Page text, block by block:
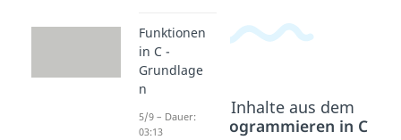
Beliebte Inhalte aus dem
Bereich
Programmieren in C
Funktionen
in C -
Grundlage
n
5/9 – Dauer:
03:13